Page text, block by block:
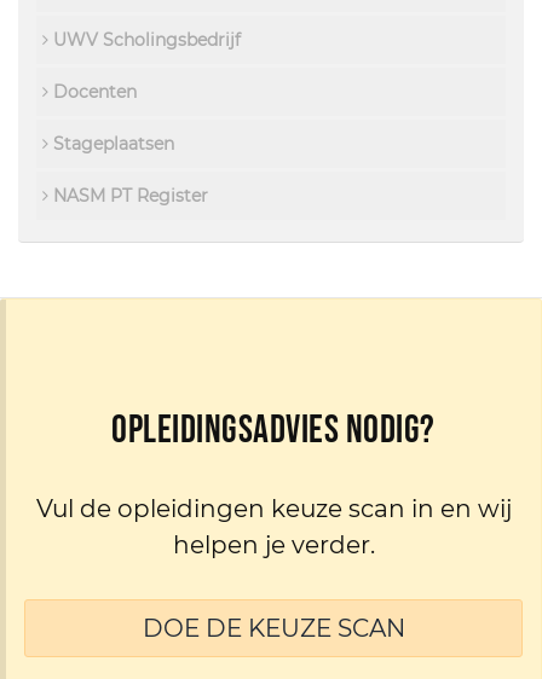
UWV Scholingsbedrijf
Docenten
Stageplaatsen
NASM PT Register
Opleidingsadvies nodig?
Vul de opleidingen keuze scan in en wij
helpen je verder.
DOE DE KEUZE SCAN